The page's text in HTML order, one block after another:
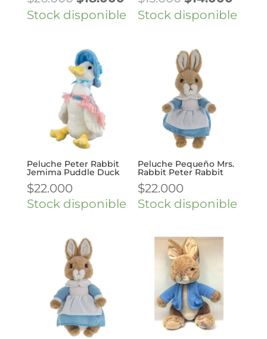
precio
$26.000.
precio
Stock disponible
precio
$15.000.
Stock disponible
Peluche Peter Rabbit
Jemima Puddle Duck
$22.000
Stock disponible
Peluche Pequeño Mrs.
Rabbit Peter Rabbit
$22.000
Stock disponible